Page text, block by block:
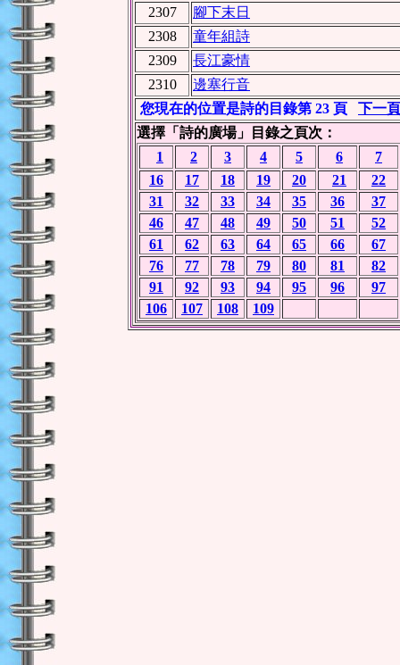
2307
腳下末日
2308
童年組詩
2309
長江豪情
2310
邊塞行音
您現在的位置是詩的目錄第 23 頁
下一頁
選擇「詩的廣場」目錄之頁次：
1
2 3 4 5 6
7
16
17 18 19 20 21
22
31
32 33 34 35 36
37
46
47 48 49 50 51
52
61
62 63 64 65 66
67
76
77 78 79 80 81
82
91
92 93 94 95 96
97
106
107 108 109